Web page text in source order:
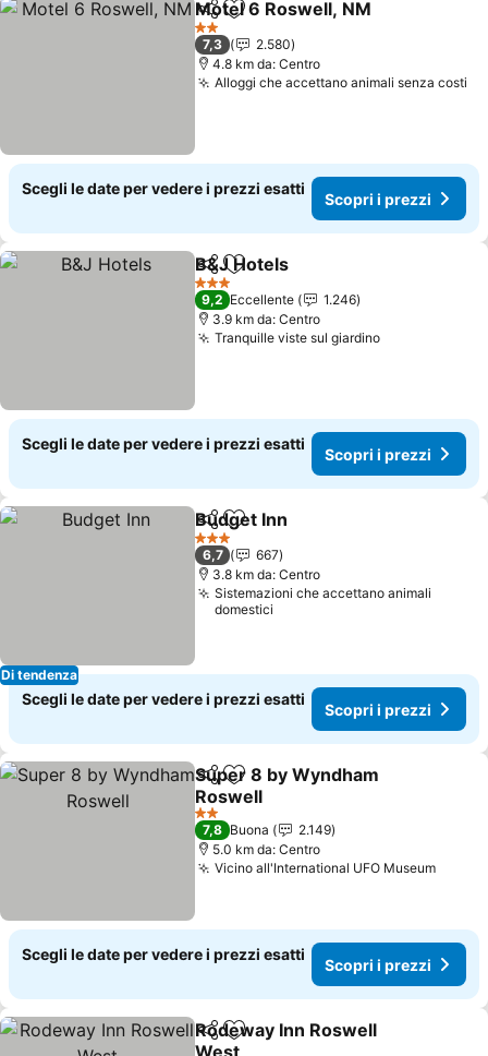
CondividiAggiungi ai preferiti
Motel 6 Roswell, NM
2 Stelle
7,3
2.580
4.8 km da: Centro
Alloggi che accettano animali senza costi
Scegli le date per vedere i prezzi esatti
Scopri i prezzi
CondividiAggiungi ai preferiti
B&J Hotels
3 Stelle
9,2 Eccellente
1.246
3.9 km da: Centro
Tranquille viste sul giardinoScopri i
Scegli le date per vedere i prezzi esatti
Scopri i prezzi
Di tendenza
CondividiAggiungi ai preferiti
Budget Inn
3 Stelle
6,7
667
3.8 km da: Centro
Sistemazioni che accettano animali
domestici
Scegli le date per vedere i prezzi esatti
Scopri i prezzi
CondividiAggiungi ai preferiti
Super 8 by Wyndham
Roswell
Scopri i prezzi
2 Stelle
7,8 Buona
2.149
5.0 km da: Centro
Vicino all'International UFO Museum
Scegli le date per vedere i prezzi esatti
Scopri i prezzi
CondividiAggiungi ai preferiti
Rodeway Inn Roswell
West